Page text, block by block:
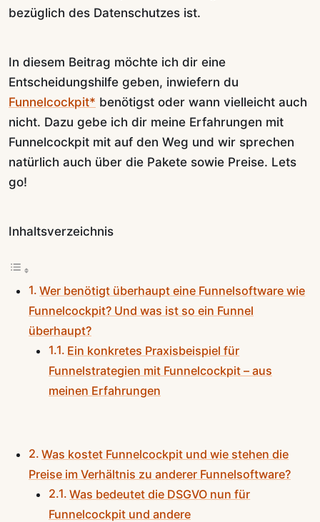
bezüglich des Datenschutzes ist.
In diesem Beitrag möchte ich dir eine
Entscheidungshilfe geben, inwiefern du
Funnelcockpit* benötigst oder wann vielleicht auch
nicht. Dazu gebe ich dir meine Erfahrungen mit
Funnelcockpit mit auf den Weg und wir sprechen
natürlich auch über die Pakete sowie Preise. Lets
go!
Inhaltsverzeichnis
Wer benötigt überhaupt eine Funnelsoftware wie
Funnelcockpit? Und was ist so ein Funnel
überhaupt?
Ein konkretes Praxisbeispiel für
Funnelstrategien mit Funnelcockpit – aus
meinen Erfahrungen
Was kostet Funnelcockpit und wie stehen die
Preise im Verhältnis zu anderer Funnelsoftware?
Was bedeutet die DSGVO nun für
Funnelcockpit und andere